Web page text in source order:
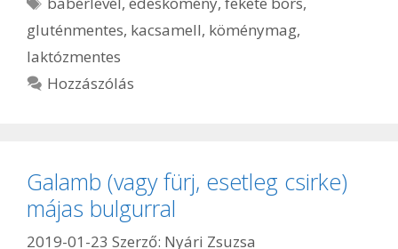
gluténmentes, kacsamell, köménymag,
laktózmentes
Hozzászólás
Galamb (vagy fürj, esetleg csirke)
májas bulgurral
2019-01-23 Szerző: Nyári Zsuzsa